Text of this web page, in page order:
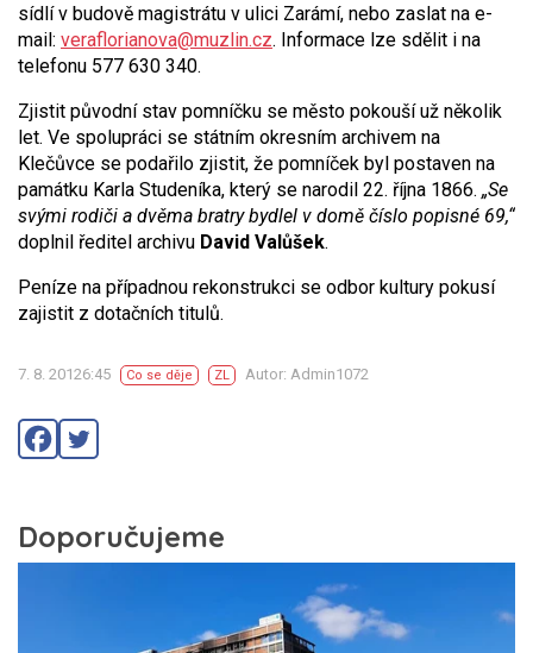
sídlí v budově magistrátu v ulici Zarámí, nebo zaslat na e-
mail: veraflorianova@muzlin.cz. Informace lze sdělit i na
telefonu 577 630 340.
Zjistit původní stav pomníčku se město pokouší už několik
let. Ve spolupráci se státním okresním archivem na
Klečůvce se podařilo zjistit, že pomníček byl postaven na
památku Karla Studeníka, který se narodil 22. října 1866. „Se
svými rodiči a dvěma bratry bydlel v domě číslo popisné 69,“
doplnil ředitel archivu David Valůšek.
Peníze na případnou rekonstrukci se odbor kultury pokusí
zajistit z dotačních titulů.
7. 8. 20126:45 Co se děje ZL Autor: Admin1072